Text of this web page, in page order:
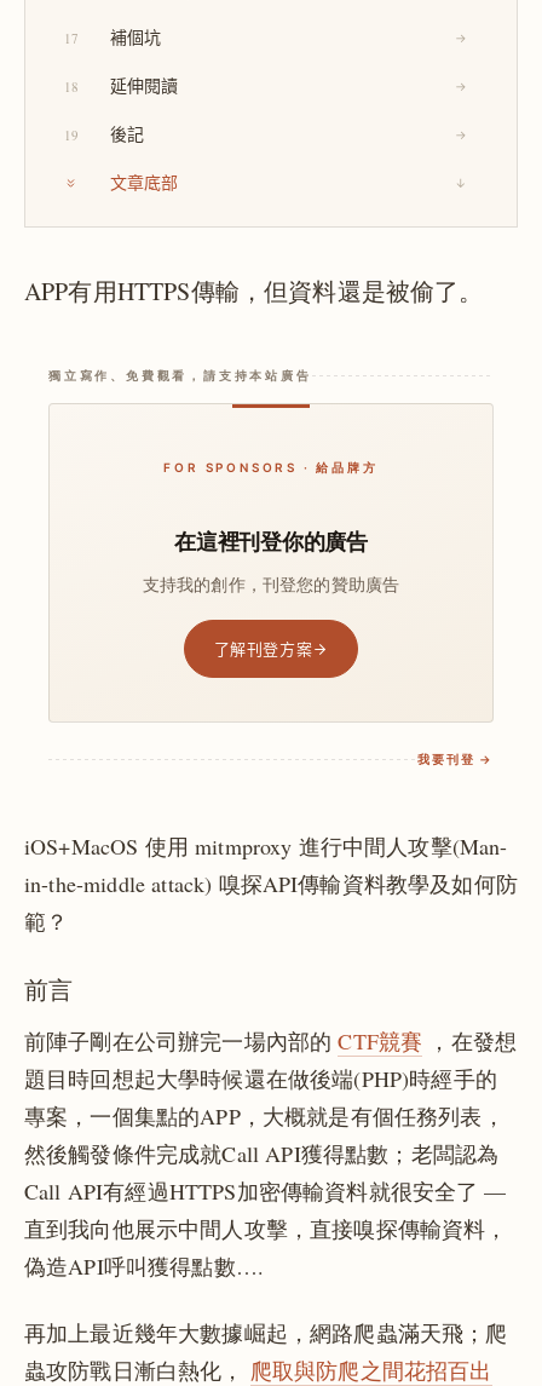
17 補個坑 →
18 延伸閱讀 →
19 後記 →
文章底部 ↓
APP有用HTTPS傳輸，但資料還是被偷了。
獨立寫作、免費觀看，請支持本站廣告
FOR SPONSORS · 給品牌方
在這裡刊登你的廣告
支持我的創作，刊登您的贊助廣告
了解刊登方案
我要刊登 →
iOS+MacOS 使用 mitmproxy 進行中間人攻擊(Man-
in-the-middle attack) 嗅探API傳輸資料教學及如何防
範？
前言
前陣子剛在公司辦完一場內部的CTF競賽 ，在發想
題目時回想起大學時候還在做後端(PHP)時經手的
專案，一個集點的APP，大概就是有個任務列表，
然後觸發條件完成就Call API獲得點數；老闆認為
Call API有經過HTTPS加密傳輸資料就很安全了 —
直到我向他展示中間人攻擊，直接嗅探傳輸資料，
偽造API呼叫獲得點數….
再加上最近幾年大數據崛起，網路爬蟲滿天飛；爬
蟲攻防戰日漸白熱化， 爬取與防爬之間花招百出